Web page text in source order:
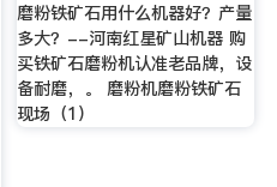
磨粉铁矿石用什么机器好？产量
多大？--河南红星矿山机器 购
买铁矿石磨粉机认准老品牌，设
备耐磨，。 磨粉机磨粉铁矿石
现场（1）